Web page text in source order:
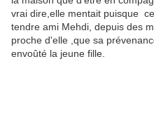
vrai dire,elle mentait puisque
tendre ami Mehdi, depuis des
proche d'elle ,que sa
envoûté la jeune fille.